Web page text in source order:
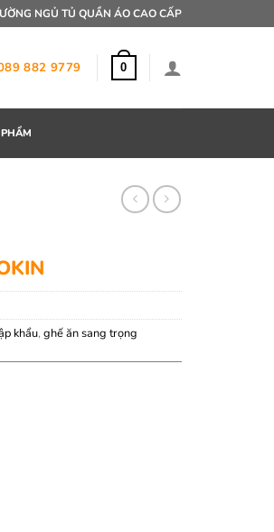
NGỦ TỦ QUẦN ÁO CAO CẤP
882 9779 0
khẩu, ghế ăn sang trọng